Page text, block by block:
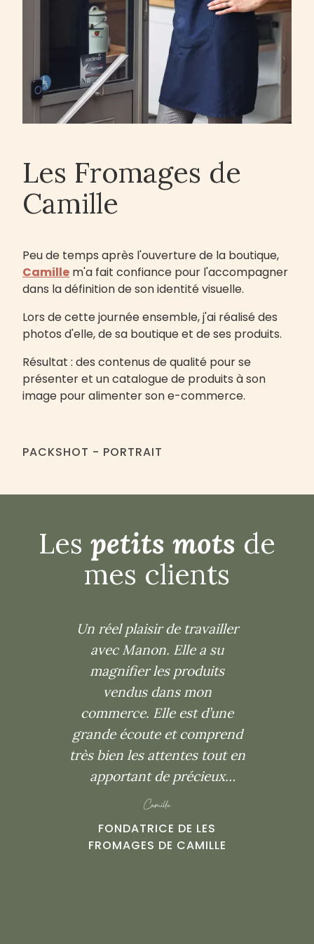
Les Fromages de
Camille
Peu de temps après l'ouverture de la boutique,
Camille m'a fait confiance pour l'accompagner
dans la définition de son identité visuelle.
Lors de cette journée ensemble, j'ai réalisé des
photos d'elle, de sa boutique et de ses produits.
Résultat : des contenus de qualité pour se
présenter et un catalogue de produits à son
image pour alimenter son e-commerce.
PACKSHOT - PORTRAIT
Les petits mots de
mes clients
Un réel plaisir de travailler
avec Manon. Elle a su
magnifier les produits
vendus dans mon
commerce. Elle est d’une
grande écoute et comprend
très bien les attentes tout en
apportant de précieux
conseils. Je la recommande
Camille
FONDATRICE DE LES
FROMAGES DE CAMILLE